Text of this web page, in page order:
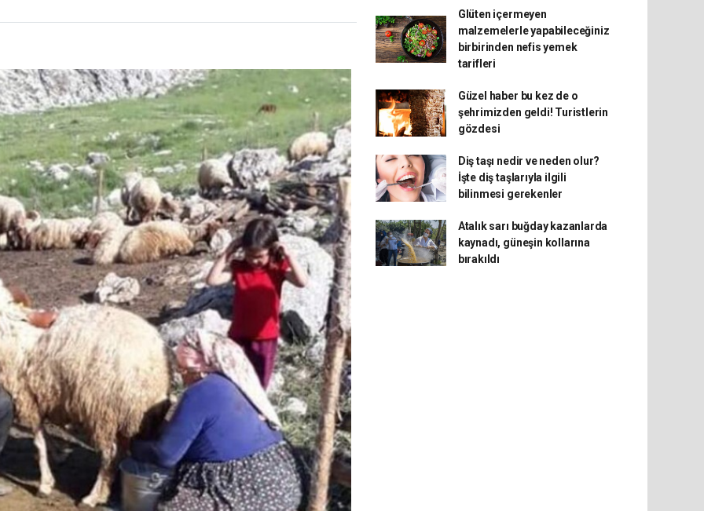
Glüten içermeyen
malzemelerle yapabileceğiniz
birbirinden nefis yemek
tarifleri
Güzel haber bu kez de o
şehrimizden geldi! Turistlerin
gözdesi
Diş taşı nedir ve neden olur?
İşte diş taşlarıyla ilgili
bilinmesi gerekenler
Atalık sarı buğday kazanlarda
kaynadı, güneşin kollarına
bırakıldı